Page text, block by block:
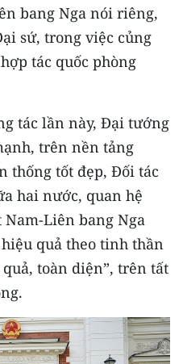
bang Nga nói riêng,
sứ, trong việc củng
tác quốc phòng
tác lần này, Đại tướng
trên nền tảng
thống tốt đẹp, Đối tác
hai nước, quan hệ
Liên bang Nga
quả theo tinh thần
toàn diện”, trên tất